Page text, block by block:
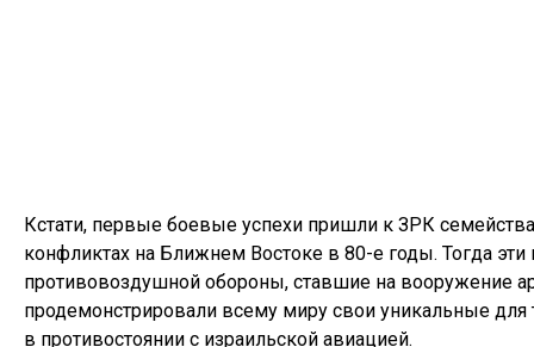
Кстати, первые боевые успехи пришли к ЗРК
конфликтах на Ближнем Востоке в 80-е годы. Тогда
противовоздушной обороны, ставшие на вооружение
продемонстрировали всему миру свои уникальные
в противостоянии с израильской авиацией.